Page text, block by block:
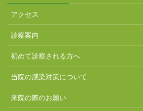
アクセス
診察案内
初めて診察される方へ
当院の感染対策について
来院の際のお願い